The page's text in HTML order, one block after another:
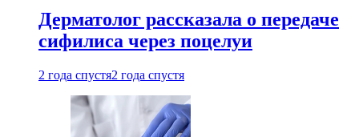
Дерматолог рассказала о передаче
сифилиса через поцелуи
2 года спустя2 года спустя